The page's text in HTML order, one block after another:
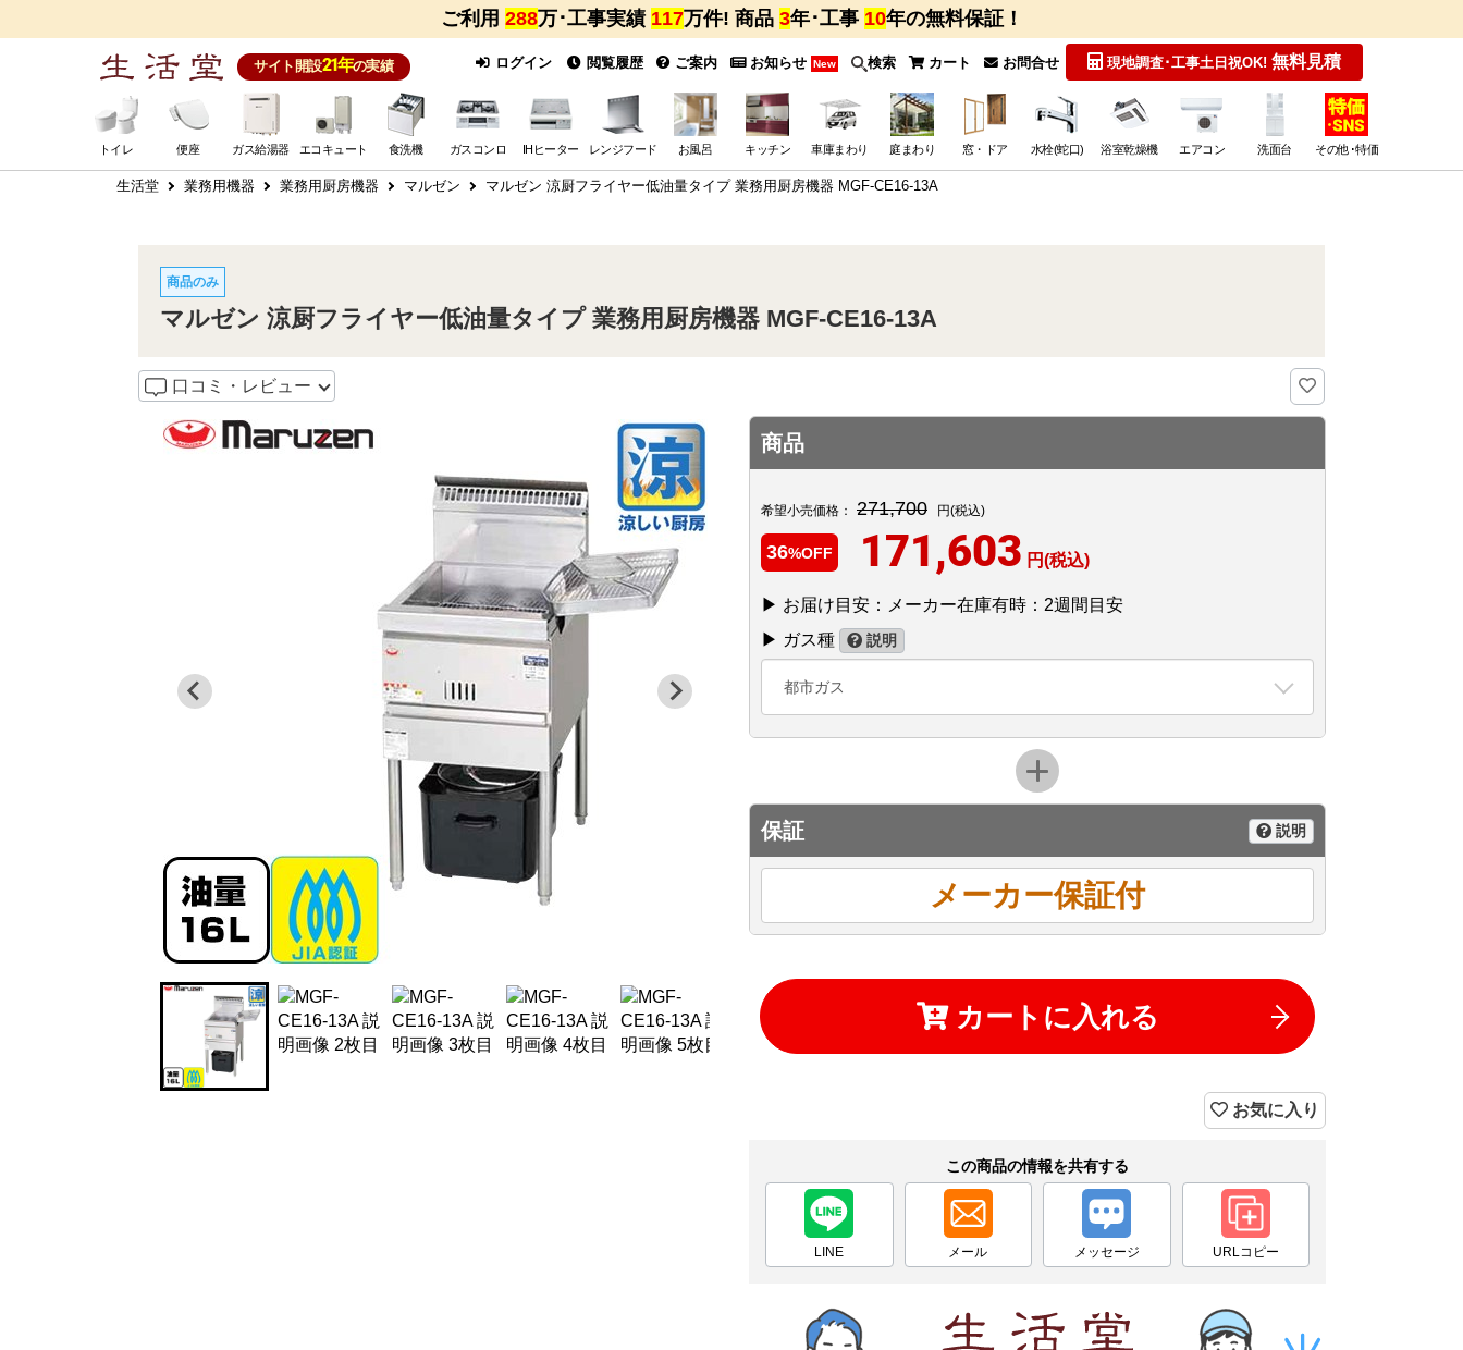
ご利用 288万･工事実績 117万件! 商品 3年･工事 10年の無料保証！
サイト開設21年の実績 ログイン 閲覧履歴 ご案内 お知らせ New 検索 カート お問合せ 現地調査･工事土日祝OK! 無料見積
トイレ 便座 ガス給湯器 エコキュート 食洗機 ガスコンロ IHヒーター レンジフード お風呂 キッチン 車庫まわり 庭まわり 窓・ドア 水栓(蛇口) 浴室乾燥機 エアコン 洗面台 その他･特価
生活堂 業務用機器 業務用厨房機器 マルゼン マルゼン 涼厨フライヤー低油量タイプ 業務用厨房機器 MGF-CE16-13A
商品のみ
マルゼン 涼厨フライヤー低油量タイプ 業務用厨房機器 MGF-CE16-13A
口コミ・レビュー
商品
希望小売価格： 271,700 円(税込)
36%OFF 171,603 円(税込)
▶ お届け目安：メーカー在庫有時：2週間目安
▶ ガス種
説明
都市ガス
保証 説明
メーカー保証付
カートに入れる
お気に入り
この商品の情報を共有する
LINE メール メッセージ URLコピー